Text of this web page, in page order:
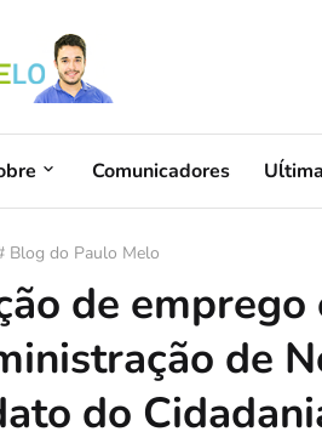
Comunicadores
Blog do Paulo Melo
de
de
do